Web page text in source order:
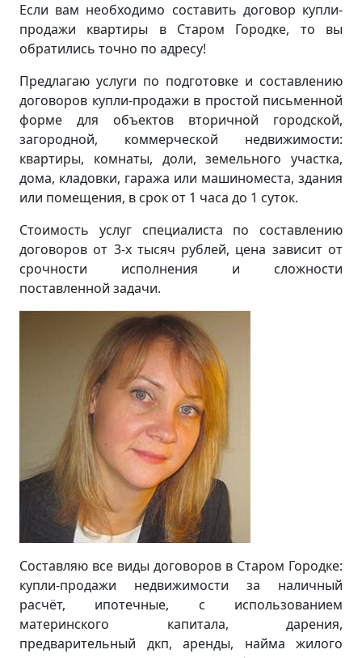
Если вам необходимо составить договор купли-
продажи квартиры в Старом Городке, то вы
обратились точно по адресу!
Предлагаю услуги по подготовке и составлению
договоров купли-продажи в простой письменной
форме для объектов вторичной городской,
загородной, коммерческой недвижимости:
квартиры, комнаты, доли, земельного участка,
дома, кладовки, гаража или машиноместа, здания
или помещения, в срок от 1 часа до 1 суток.
Стоимость услуг специалиста по составлению
договоров от 3-х тысяч рублей, цена зависит от
срочности исполнения и сложности
поставленной задачи.
Составляю все виды договоров в Старом Городке:
купли-продажи недвижимости за наличный
расчёт, ипотечные, с использованием
материнского капитала, дарения,
предварительный дкп, аренды, найма жилого